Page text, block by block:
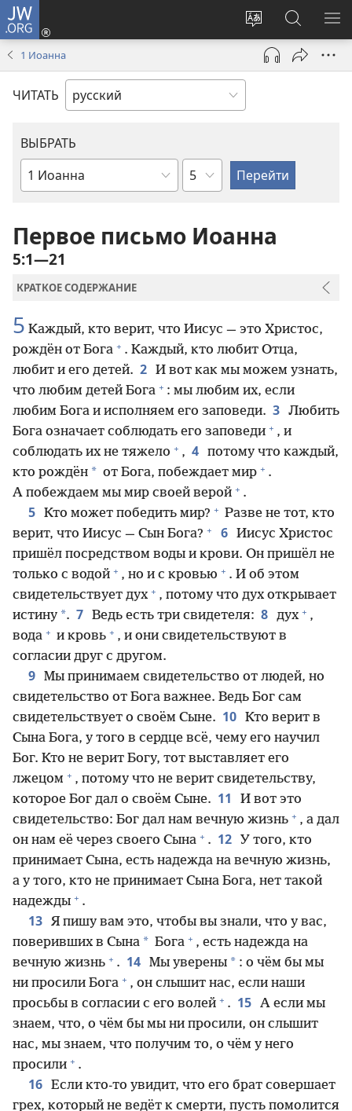
JW.ORG
Изменить
язык
сайта
Войти
(открывается
новом
окне)
Поиск
по
jw.org
1 Иоанна
ЧИТАТЬ
ВЫБРАТЬ
по
Библии
по
главам
Первое письмо Иоанна
5:1—21
КРАТКОЕ СОДЕРЖАНИЕ
5 Каждый, кто верит, что Иисус — это Христос,
рождён от Бога + . Каждый, кто любит Отца,
любит и его детей. 2 И вот как мы можем узнать,
что любим детей Бога + : мы любим их, если
любим Бога и исполняем его заповеди. 3 Любить
Бога означает соблюдать его заповеди + , и
соблюдать их не тяжело + , 4 потому что каждый,
кто рождён * от Бога, побеждает мир + .
А побеждаем мы мир своей верой + .
5 Кто может победить мир? + Разве не тот, кто
верит, что Иисус — Сын Бога? + 6 Иисус Христос
пришёл посредством воды и крови. Он пришёл не
только с водой + , но и с кровью + . И об этом
свидетельствует дух + , потому что дух открывает
истину *. 7 Ведь есть три свидетеля: 8 дух + ,
вода + и кровь + , и они свидетельствуют в
согласии друг с другом.
9 Мы принимаем свидетельство от людей, но
свидетельство от Бога важнее. Ведь Бог сам
свидетельствует о своём Сыне. 10 Кто верит в
Сына Бога, у того в сердце всё, чему его научил
Бог. Кто не верит Богу, тот выставляет его
лжецом + , потому что не верит свидетельству,
которое Бог дал о своём Сыне. 11
И вот это
свидетельство: Бог дал нам вечную жизнь + , а дал
он нам её через своего Сына + . 12
У того, кто
принимает Сына, есть надежда на вечную жизнь,
а у того, кто не принимает Сына Бога, нет такой
надежды + .
13 Я пишу вам это, чтобы вы знали, что у вас,
поверивших в Сына * Бога + , есть надежда на
вечную жизнь + . 14 Мы уверены * : о чём бы мы
ни просили Бога + , он слышит нас, если наши
просьбы в согласии с его волей + . 15 А если мы
знаем, что, о чём бы мы ни просили, он слышит
нас, мы знаем, что получим то, о чём у него
просили + .
16 Если кто-то увидит, что его брат совершает
грех, который не ведёт к смерти, пусть помолится